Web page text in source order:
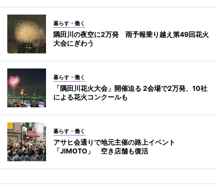
暮らす・働く
隅田川の夜空に2万発 雨予報乗り越え第49回花火
大会にぎわう
暮らす・働く
「隅田川花火大会」開催迫る 2会場で2万発、10社
による花火コンクールも
暮らす・働く
アサヒ会通りで地元主催の路上イベント
「JIMOTO」 空き店舗も復活